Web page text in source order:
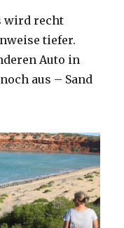
wird recht
tiefer.
Auto in
aus – Sand